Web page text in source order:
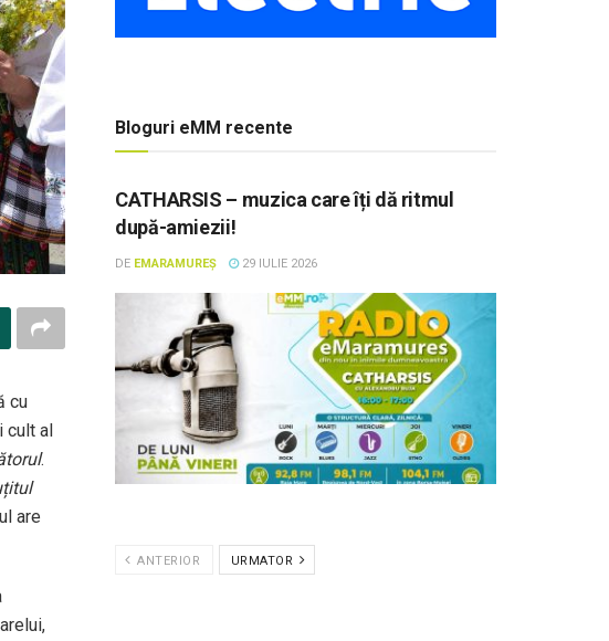
cu
al
.
are
Bloguri eMM recente
CATHARSIS – muzica care îți dă ritmul
după-amiezii!
DE EMARAMUREȘ 29 IULIE 2026
ANTERIOR URMATOR